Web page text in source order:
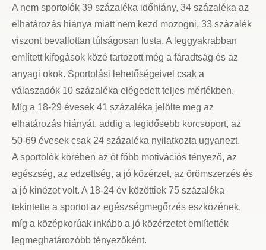
A nem sportolók 39 százaléka időhiány, 34 százaléka az
elhatározás hiánya miatt nem kezd mozogni, 33 százalék
viszont bevallottan túlságosan lusta. A leggyakrabban
említett kifogások közé tartozott még a fáradtság és az
anyagi okok. Sportolási lehetőségeivel csak a
válaszadók 10 százaléka elégedett teljes mértékben.
Míg a 18-29 évesek 41 százaléka jelölte meg az
elhatározás hiányát, addig a legidősebb korcsoport, az
50-69 évesek csak 24 százaléka nyilatkozta ugyanezt.
A sportolók körében az öt főbb motivációs tényező, az
egészség, az edzettség, a jó közérzet, az örömszerzés és
a jó kinézet volt. A 18-24 év közöttiek 75 százaléka
tekintette a sportot az egészségmegőrzés eszközének,
míg a középkorúak inkább a jó közérzetet említették
legmeghatározóbb tényezőként.